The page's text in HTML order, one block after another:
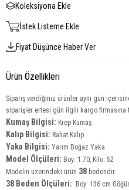
Koleksiyona Ekle
İstek Listeme Ekle
Fiyat Düşünce Haber Ver
Ürün Özellikleri
Sipariş verdiğiniz ürünler aynı gün
siparişler ertesi gün ilgili kargo firmasına
Kumaş Bilgisi: Krep Kumaş
Kalıp Bilgisi: Rahat Kalıp
Yaka Bilgisi: Yarım Boğaz Yaka
Model Ölçüleri: Boy: 1.70, Kilo: 52
Modelin üzerindeki ürün 38 bedendir.
38 Beden Ölçüleri: Boy: 136 cm